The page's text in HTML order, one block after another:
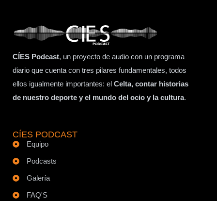
CÍES Podcast, un proyecto de audio con un programa
diario que cuenta con tres pilares fundamentales, todos
ellos igualmente importantes: el Celta, contar historias
de nuestro deporte y el mundo del ocio y la cultura.
CÍES PODCAST
Equipo
Podcasts
Galería
FAQ'S